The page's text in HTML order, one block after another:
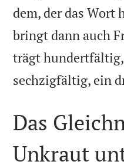
dem, der das Wort
bringt dann auch
trägt
sechzigfältig, ein
Das
Unkraut